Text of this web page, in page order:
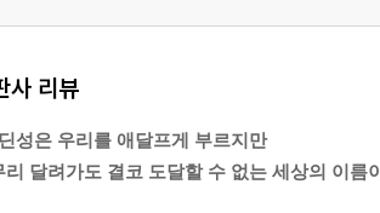
사 리뷰
성은 우리를 애달프게 부르지만
리 달려가도 결코 도달할 수 없는 세상의 이름